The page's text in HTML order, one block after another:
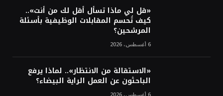
مدعومًا بالبنوك والمواد الأساسية
«قل لي ماذا تسأل أقل لك من أنت»..
كيف تُحسم المقابلات الوظيفية بأسئلة
المرشحين؟
6 أغسطس، 2026
«الاستقالة من الانتظار».. لماذا يرفع
الباحثون عن العمل الراية البيضاء؟